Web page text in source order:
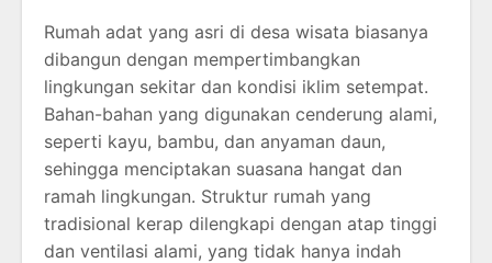
Rumah adat yang asri di desa wisata biasanya
dibangun dengan mempertimbangkan
lingkungan sekitar dan kondisi iklim setempat.
Bahan-bahan yang digunakan cenderung alami,
seperti kayu, bambu, dan anyaman daun,
sehingga menciptakan suasana hangat dan
ramah lingkungan. Struktur rumah yang
tradisional kerap dilengkapi dengan atap tinggi
dan ventilasi alami, yang tidak hanya indah